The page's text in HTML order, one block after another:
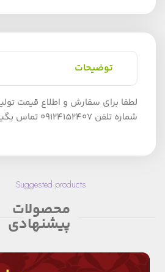
توضیحات
شماره تلفن 09124152407 تماس بگیرید.
Suggested products
محصولات
پیشنهادی